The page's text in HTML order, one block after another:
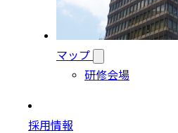
マップ
研修会場
採用情報